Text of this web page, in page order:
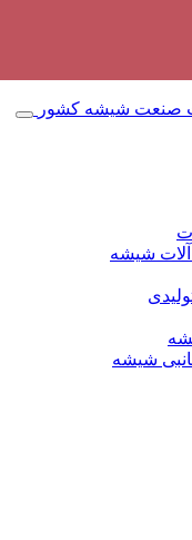
آلات شیشه
شیشه